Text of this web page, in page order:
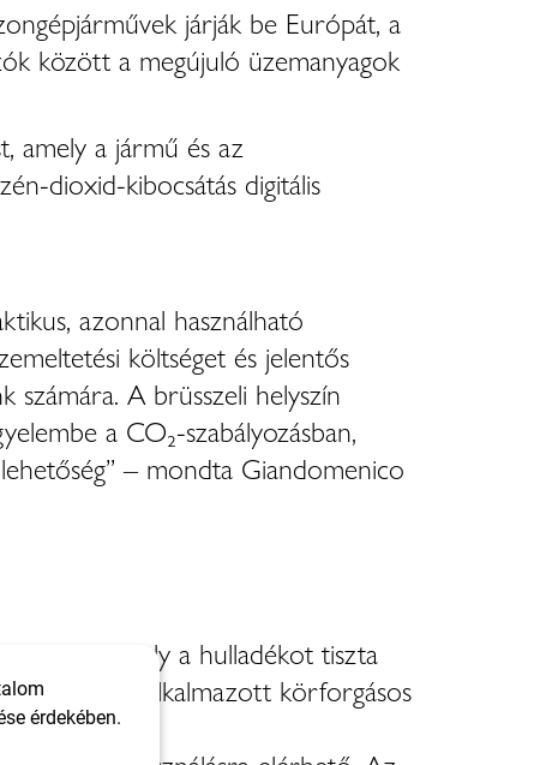
járják be Európát, a
között a megújuló üzemanyagok
amely a jármű és az
dioxid-kibocsátás digitális
azonnal használható
költséget és jelentős
számára. A brüsszeli helyszín
a CO₂-szabályozásban,
– mondta Giandomenico
amely a hulladékot tiszta
alkalmazott körforgásos
érdekében.